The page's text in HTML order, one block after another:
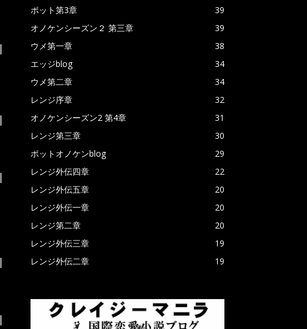
ポット第3章
39
オノケンシーズン２ 第三章
39
ウメ第一章
38
エッジblog
34
ウメ第二章
34
レンジ序章
32
オノケンシーズン2 第4章
31
レンジ第三章
30
ポットオノケンblog
29
レンジ外伝四章
22
レンジ外伝五章
20
レンジ外伝一章
20
レンジ第二章
20
レンジ外伝三章
19
レンジ外伝二章
19